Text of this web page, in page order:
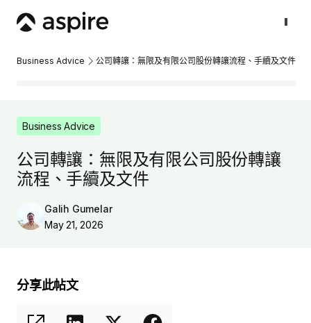
Business Advice 公司轉讓：無限及有限公司股份轉讓流程、手續及文件
Business Advice
公司轉讓：無限及有限公司股份轉讓
流程、手續及文件
Galih Gumelar
May 21, 2026
分享此帖文